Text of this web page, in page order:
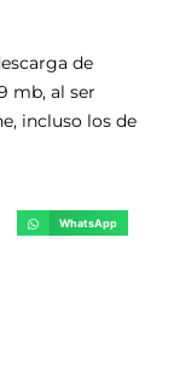
de
mb, al ser
incluso los de
WhatsApp